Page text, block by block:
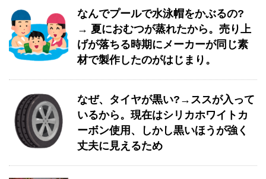
なんでプールで水泳帽をかぶるの?
→ 夏におむつが蒸れたから。売り上
げが落ちる時期にメーカーが同じ素
材で製作したのがはじまり。
なぜ、タイヤが黒い?→ススが入って
いるから。現在はシリカホワイトカ
ーボン使用、しかし黒いほうが強く
丈夫に見えるため